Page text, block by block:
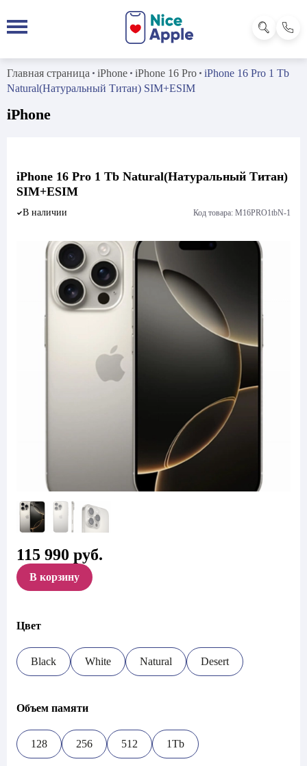
Главная страница iPhone iPhone 16 Pro
iPhone 16 Pro 1 Tb
Natural(Натуральный Титан) SIM+ESIM
iPhone
iPhone 16 Pro 1 Tb Natural(Натуральный Титан)
SIM+ESIM
В наличии Код товара: M16PRO1tbN-1
115 990 руб.
В корзину
Цвет
Black White Natural Desert
Объем памяти
128 256 512 1Tb